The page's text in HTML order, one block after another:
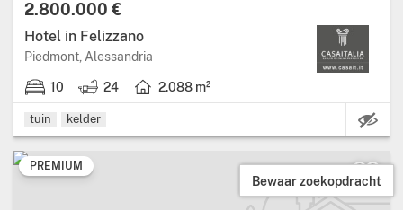
2.800.000 €
Hotel in Felizzano
Piedmont, Alessandria
10 24 2.088 m²
tuin kelder
PREMIUM
Bewaar zoekopdracht